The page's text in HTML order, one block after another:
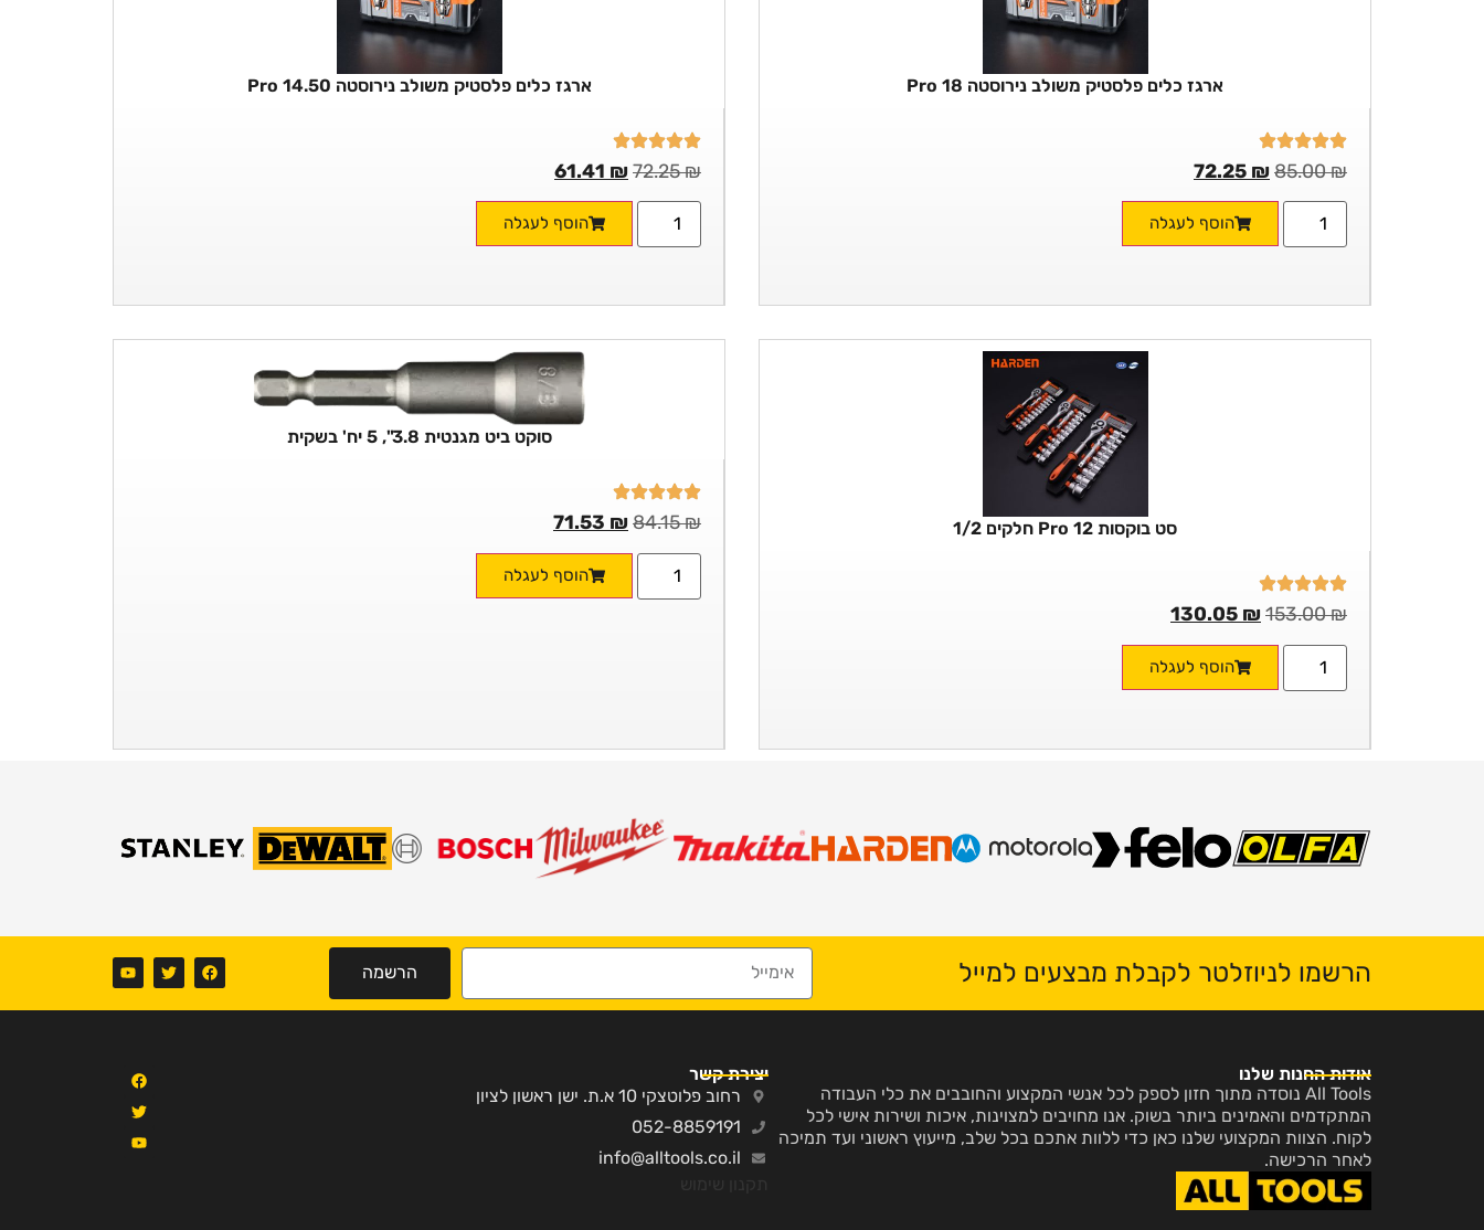
ארגז כלים פלסטיק משולב נירוסטה Pro 18
85.00₪
72.25 ₪
הוסף לעגלה
ארגז כלים פלסטיק משולב נירוסטה Pro 14.50
72.25₪
61.41 ₪
הוסף לעגלה
סט בוקסות Pro 12 חלקים 1/2
153.00₪
130.05 ₪
הוסף לעגלה
סוקט ביט מגנטית 3.8", 5 יח' בשקית
84.15₪
71.53 ₪
הוסף לעגלה
הרשמו לניוזלטר לקבלת מבצעים למייל הרשמה
אודות החנות שלנו
All Tools נוסדה מתוך חזון לספק לכל אנשי המקצוע והחובבים את כלי העבודה
המתקדמים והאמינים ביותר בשוק. אנו מחויבים למצוינות, איכות ושירות אישי לכל
לקוח. הצוות המקצועי שלנו כאן כדי ללוות אתכם בכל שלב, מייעוץ ראשוני ועד תמיכה
לאחר הרכישה.
יצירת קשר
רחוב פלוטצקי 10 א.ת. ישן ראשון לציון
052-8859191
info@alltools.co.il